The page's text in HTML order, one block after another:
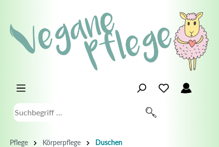
Pflege Körperpflege Duschen